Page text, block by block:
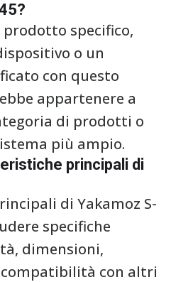
prodotto specifico,
o un
con questo
appartenere a
di prodotti o
più ampio.
principali di
di Yakamoz S-
specifiche
dimensioni,
con altri